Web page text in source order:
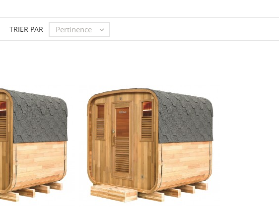
TRIER PAR Pertinence 